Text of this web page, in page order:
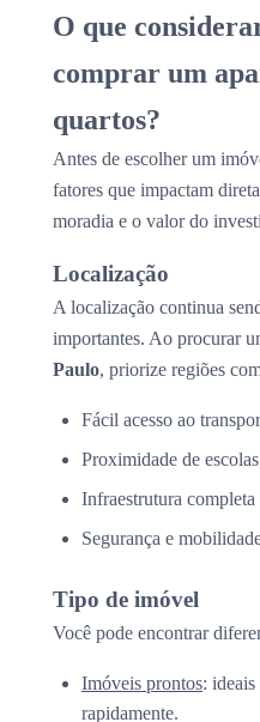
O que
comprar um
quartos?
Antes de escolher um
fatores que impactam
moradia e o valor do
Localização
A localização continua
importantes. Ao procurar
Paulo, priorize regiões
Fácil acesso ao
Proximidade de
Infraestrutura
Segurança e
Tipo de imóvel
Você pode encontrar
Imóveis prontos: ideais
rapidamente.